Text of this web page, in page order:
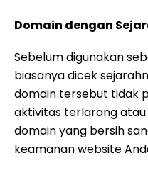
Domain dengan
Sebelum digunakan
biasanya dicek
domain tersebut tidak
aktivitas terlarang atau
domain yang bersih
keamanan website